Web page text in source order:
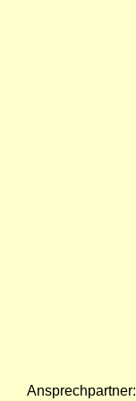
Ansprechpartner: